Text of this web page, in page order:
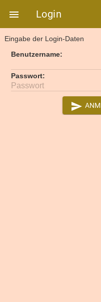
 Login
Eingabe der Login-Daten
Benutzername:
Passwort:
Passwort
send